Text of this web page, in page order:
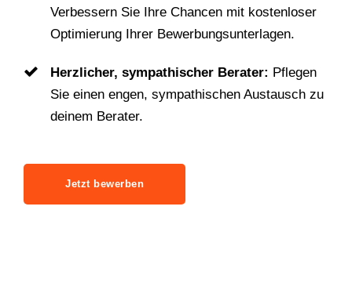
Verbessern Sie Ihre Chancen mit kostenloser
Optimierung Ihrer Bewerbungsunterlagen.
Herzlicher, sympathischer Berater: Pflegen
Sie einen engen, sympathischen Austausch zu
deinem Berater.
Jetzt bewerben